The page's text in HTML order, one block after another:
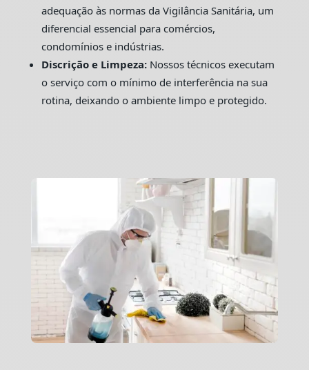
adequação às normas da Vigilância Sanitária, um
diferencial essencial para comércios,
condomínios e indústrias.
Discrição e Limpeza:Nossos técnicos executam
o serviço com o mínimo de interferência na sua
rotina, deixando o ambiente limpo e protegido.